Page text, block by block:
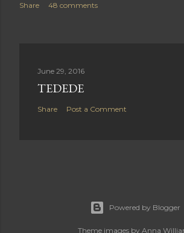
Share 48 comments
June 29, 2016
TEDEDE
Share Post a Comment
Powered by Blogger
Theme images by Anna